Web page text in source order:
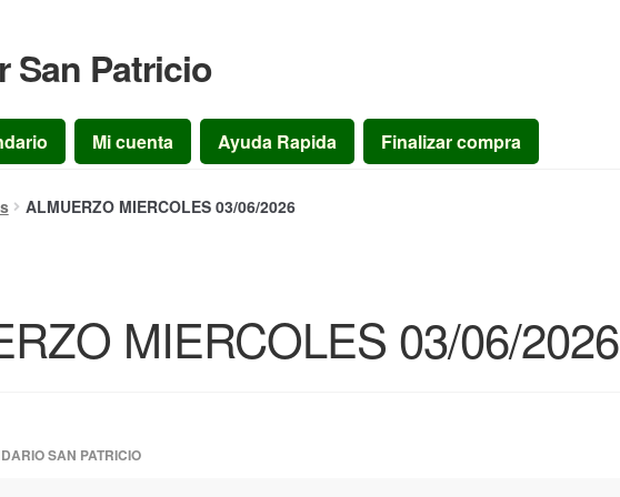
San Patricio
Mi cuenta Ayuda Rapida Finalizar compra
ALMUERZO MIERCOLES 03/06/2026
MIERCOLES 03/06/2026
SAN PATRICIO